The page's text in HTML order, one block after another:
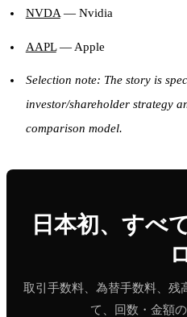
NVDA— Nvidia
AAPL— Apple
Selection note: The story is
investor/shareholder strategy
comparison model.
日本初、すべ
取引手数料、為替手数料、残
て、回数・金額